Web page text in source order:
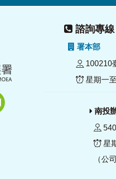
諮詢專線
署本部
100210
星期一
南投
星
（公